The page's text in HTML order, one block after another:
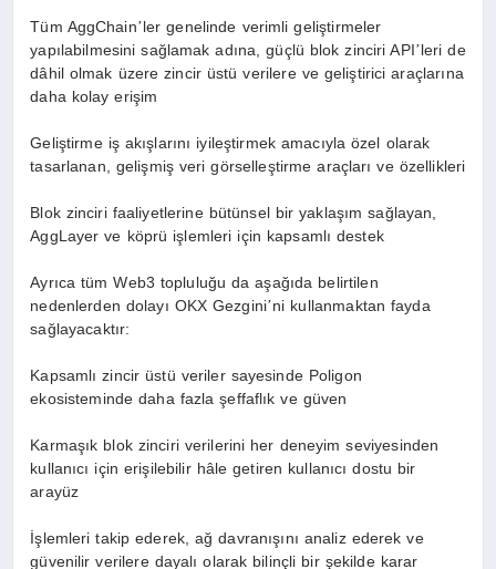
Tüm AggChain’ler genelinde verimli geliştirmeler
yapılabilmesini sağlamak adına, güçlü blok zinciri API’leri de
dâhil olmak üzere zincir üstü verilere ve geliştirici araçlarına
daha kolay erişim
Geliştirme iş akışlarını iyileştirmek amacıylaözel olarak
tasarlanan, gelişmiş veri görselleştirme araçlarıve özellikleri
Blok zinciri faaliyetlerine bütünsel bir yaklaşım sağlayan,
AggLayer ve köprü işlemleri için kapsamlı destek
Ayrıca tüm Web3 topluluğu da aşağıda belirtilen
nedenlerden dolayı OKX Gezgini’ni kullanmaktan fayda
sağlayacaktır:
Kapsamlı zincir üstü veriler sayesinde Poligon
ekosisteminde daha fazla şeffaflık ve güven
Karmaşık blok zinciri verilerini her deneyim seviyesinden
kullanıcı için erişilebilir hâle getiren kullanıcı dostu bir
arayüz
İşlemleri takip ederek, ağ davranışını analiz ederek ve
güvenilir verilere dayalı olarak bilinçli bir şekilde karar